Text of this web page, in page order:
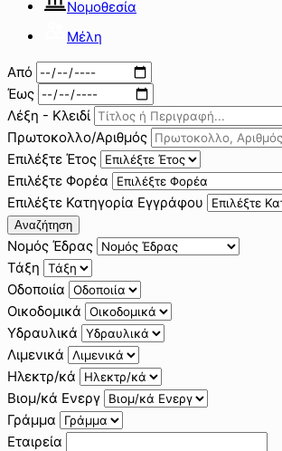
Νομοθεσία
Μέλη
Από
Έως
Λέξη - Κλειδί
Πρωτοκολλο/Αριθμός
Επιλέξτε Έτος
Επιλέξτε Φορέα
Επιλέξτε Κατηγορία Εγγράφου
Αναζήτηση
Νομός Έδρας
Τάξη
Οδοποιία
Οικοδομικά
Υδραυλικά
Λιμενικά
Ηλεκτρ/κά
Βιομ/κά Ενεργ
Γράμμα
Εταιρεία